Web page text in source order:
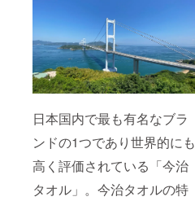
日本国内で最も有名なブラ
ンドの1つであり世界的にも
高く評価されている「今治
タオル」。今治タオルの特